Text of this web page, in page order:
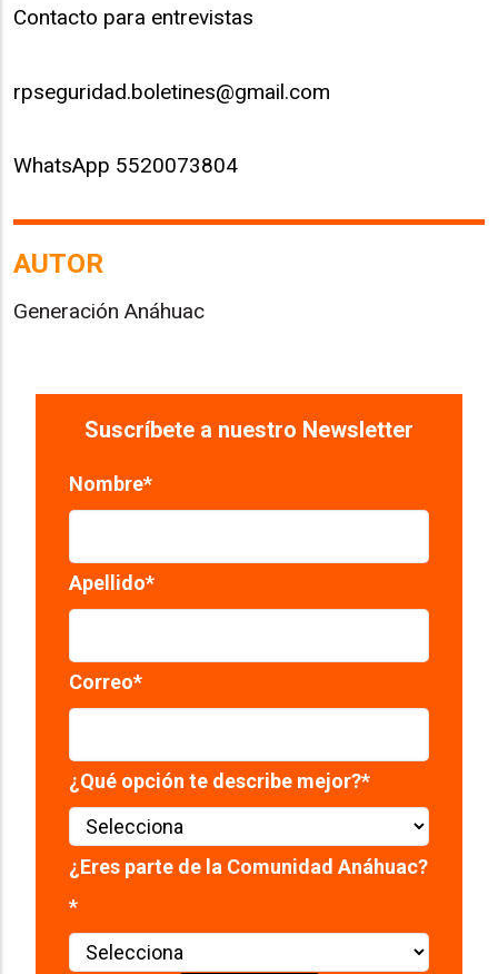
Contacto para entrevistas
rpseguridad.boletines@gmail.com
WhatsApp 5520073804
AUTOR
Generación Anáhuac
Suscríbete a nuestro Newsletter
Nombre*
Apellido*
Correo*
¿Qué opción te describe mejor?*
¿Eres parte de la Comunidad Anáhuac?
*